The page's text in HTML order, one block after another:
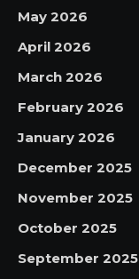
May 2026
April 2026
March 2026
February 2026
January 2026
December 2025
November 2025
October 2025
September 2025